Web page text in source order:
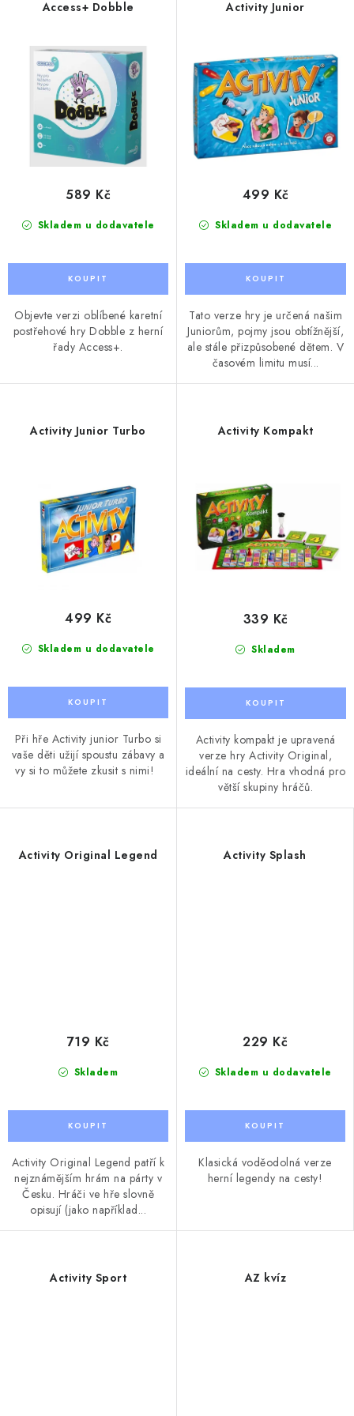
Access+ Dobble
Skladem u dodavatele
589 Kč
Objevte verzi oblíbené karetní
postřehové hry Dobble z herní
řady Access+.
Activity Junior
Skladem u dodavatele
499 Kč
Tato verze hry je určená našim
Juniorům, pojmy jsou obtížnější,
ale stále přizpůsobené dětem. V
časovém limitu musí...
Activity Junior Turbo
Skladem u dodavatele
499 Kč
Při hře Activity junior Turbo si
vaše děti užijí spoustu zábavy a
vy si to můžete zkusit s nimi!
Activity Kompakt
Skladem
339 Kč
Activity kompakt je upravená
verze hry Activity Original,
ideální na cesty. Hra vhodná pro
větší skupiny hráčů.
Activity Original Legend
Skladem
719 Kč
Activity Original Legend patří k
nejznámějším hrám na párty v
Česku. Hráči ve hře slovně
opisují (jako například...
Activity Splash
Skladem u dodavatele
229 Kč
Klasická voděodolná verze
herní legendy na cesty!
Activity Sport AZ kvíz